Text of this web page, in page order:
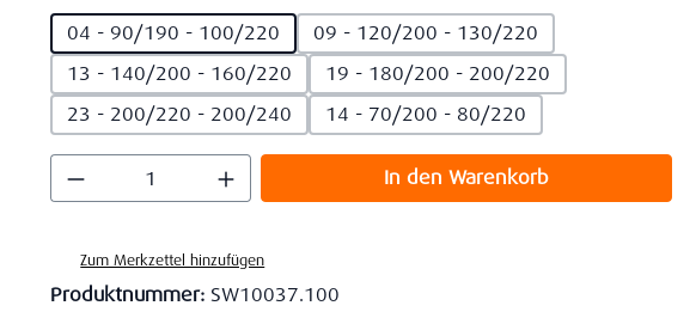
04 - 90/190 - 100/220
09 - 120/200 - 130/220
13 - 140/200 - 160/220
19 - 180/200 - 200/220
23 - 200/220 - 200/240
14 - 70/200 - 80/220
Produkt Anzahl: Gib den gewünschten Wert
In den Warenkorb
Zum Merkzettel hinzufügen
Produktnummer: SW10037.100